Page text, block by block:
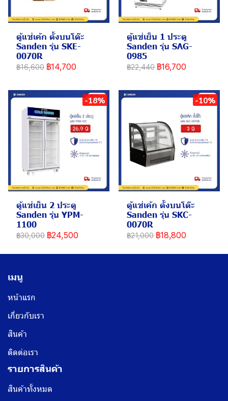
ตู้แช่เค้ก ตั้งบนโต๊ะ
Sanden รุ่น SKE-
0070R
฿16,600 ฿14,700
ตู้แช่เย็น 1 ประตู
Sanden รุ่น SAG-
0985
฿22,440 ฿16,700
-18%
ตู้แช่เย็น 2 ประตู
Sanden รุ่น YPM-
1100
฿30,000 ฿24,500
-10%
ตู้แช่เค้ก ตั้งบนโต๊ะ
Sanden รุ่น SKC-
0070R
฿21,000 ฿18,800
เมนู
หน้าแรก
เกี่ยวกับเรา
สินค้า
ติดต่อเรา
รายการสินค้า
สินค้าทั้งหมด